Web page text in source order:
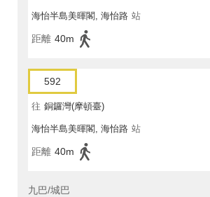
海怡半島美暉閣, 海怡路 站
距離 40m
592
往 銅鑼灣(摩頓臺)
海怡半島美暉閣, 海怡路 站
距離 40m
九巴/城巴